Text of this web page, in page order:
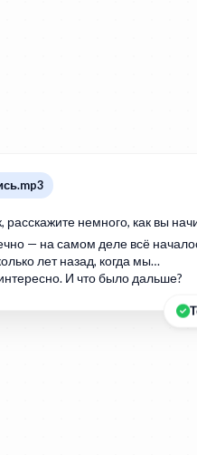
расскажите немного, как вы
— на самом деле всё
лет назад, когда мы…
И что было дальше?